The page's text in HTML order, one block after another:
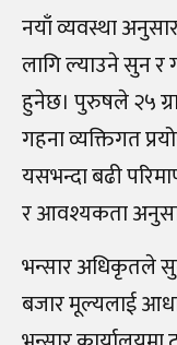
नयाँ व्यवस्था
लागि ल्याउने सुन र
हुनेछ। पुरुषले २५
गहना व्यक्तिगत
यसभन्दा बढी
र आवश्यकता
भन्सार अधिकृतले
बजार मूल्यलाई